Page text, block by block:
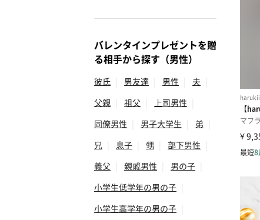
バレンタインプレゼントを贈
る相手から探す（男性）
彼氏 男友達 男性 夫
父親
祖父 上司男性
同僚男性
男子大学生 弟
兄
息子 甥 部下男性
義父
親戚男性 男の子
小学生低学年の男の子
小学生高学年の男の子